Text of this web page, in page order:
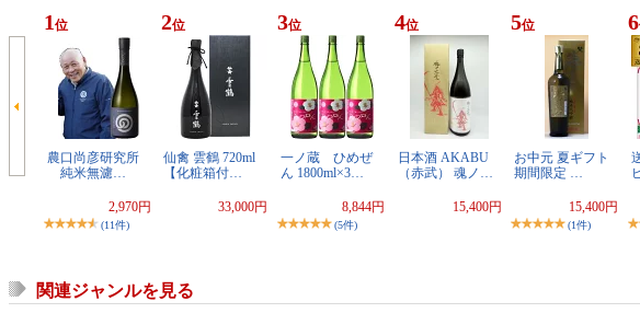
1 位
農口尚彦研究所
純米無濾…
2,970円
(11件)
2位
仙禽 雲鶴 720ml
【化粧箱付…
33,000円
3位
一ノ蔵 ひめぜ
ん 1800ml×3…
8,844円
(5件)
4位
日本酒 AKABU
（赤武） 魂ノ…
15,400円
5位
お中元 夏ギフト
期間限定 …
15,400円
(1件)
6
関連ジャンルを見る